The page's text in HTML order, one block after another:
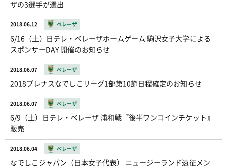
ザの3選手が選出
2018.06.12 ベレーザ
6/16（土）日テレ・ベレーザホームゲーム 駒沢女子大学による
スポンサーDAY 開催のお知らせ
2018.06.07 ベレーザ
2018プレナスなでしこリーグ1部第10節日程確定のお知らせ
2018.06.07 ベレーザ
6/9（土）日テレ・ベレーザ 浦和戦『後半ワンコインチケット』
販売
2018.06.04 ベレーザ
なでしこジャパン（日本女子代表） ニュージーランド遠征メン